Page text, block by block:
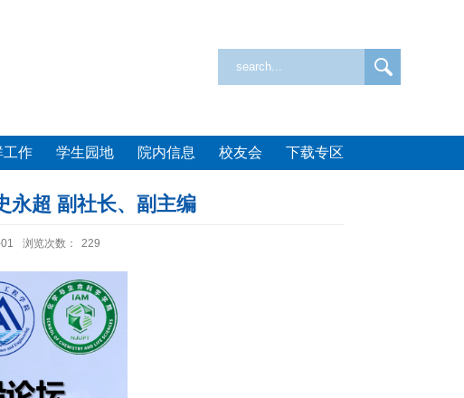
工作 学生园地 院内信息 校友会 下载专区
永超 副社长、副主编
浏览次数： 229